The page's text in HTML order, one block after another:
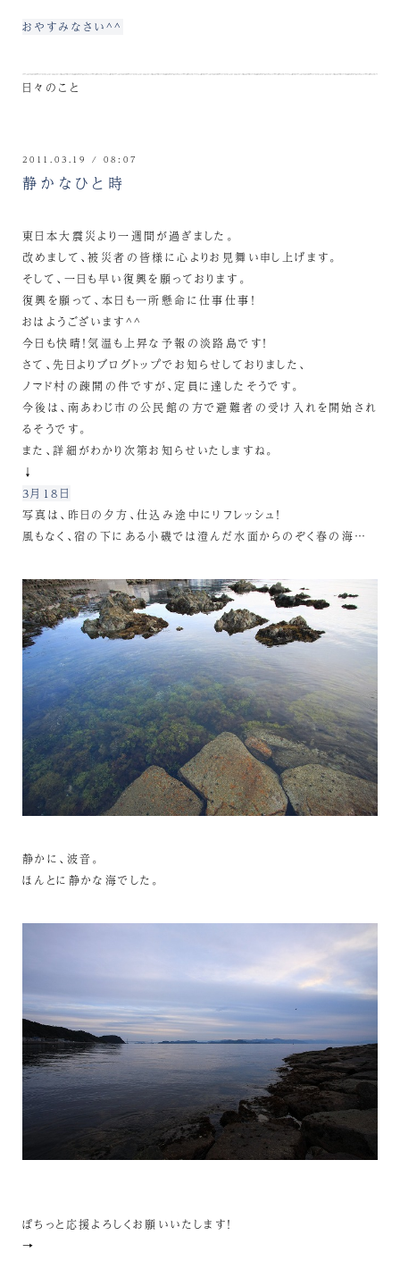
おやすみなさい^^
日々のこと
2011.03.19 / 08:07
静かなひと時
東日本大震災より一週間が過ぎました。
改めまして、被災者の皆様に心よりお見舞い申し上げます。
そして、一日も早い復興を願っております。
復興を願って、本日も一所懸命に仕事仕事！
おはようございます^^
今日も快晴！気温も上昇な予報の淡路島です！
さて、先日よりブログトップでお知らせしておりました、
ノマド村の疎開の件ですが、定員に達したそうです。
今後は、南あわじ市の公民館の方で避難者の受け入れを開始され
るそうです。
また、詳細がわかり次第お知らせいたしますね。
↓
3月18日
写真は、昨日の夕方、仕込み途中にリフレッシュ！
風もなく、宿の下にある小磯では澄んだ水面からのぞく春の海…
静かに、波音。
ほんとに静かな海でした。
ぽちっと応援よろしくお願いいたします！
→